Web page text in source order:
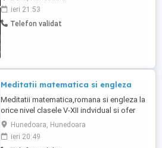
ieri 21:53
Telefon validat
Meditatii matematica si engleza
Meditatii matematica,romana si engleza la
orice nivel clasele V-XII indvidual si ofer
ajutor la efectuarea corecta a temelor Ofer
pregatire pentru ocuparea postului de
"agent operator penitenciare" (teste grila)
Hunedoara, Hunedoara
ieri 20:49